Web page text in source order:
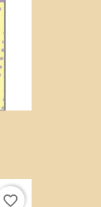
favorite_border